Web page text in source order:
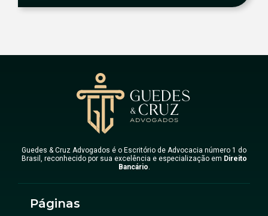
Guedes & Cruz Advogados é o Escritório de Advocacia número 1 do
Brasil, reconhecido por sua excelência e especialização em Direito
Bancário.
Páginas